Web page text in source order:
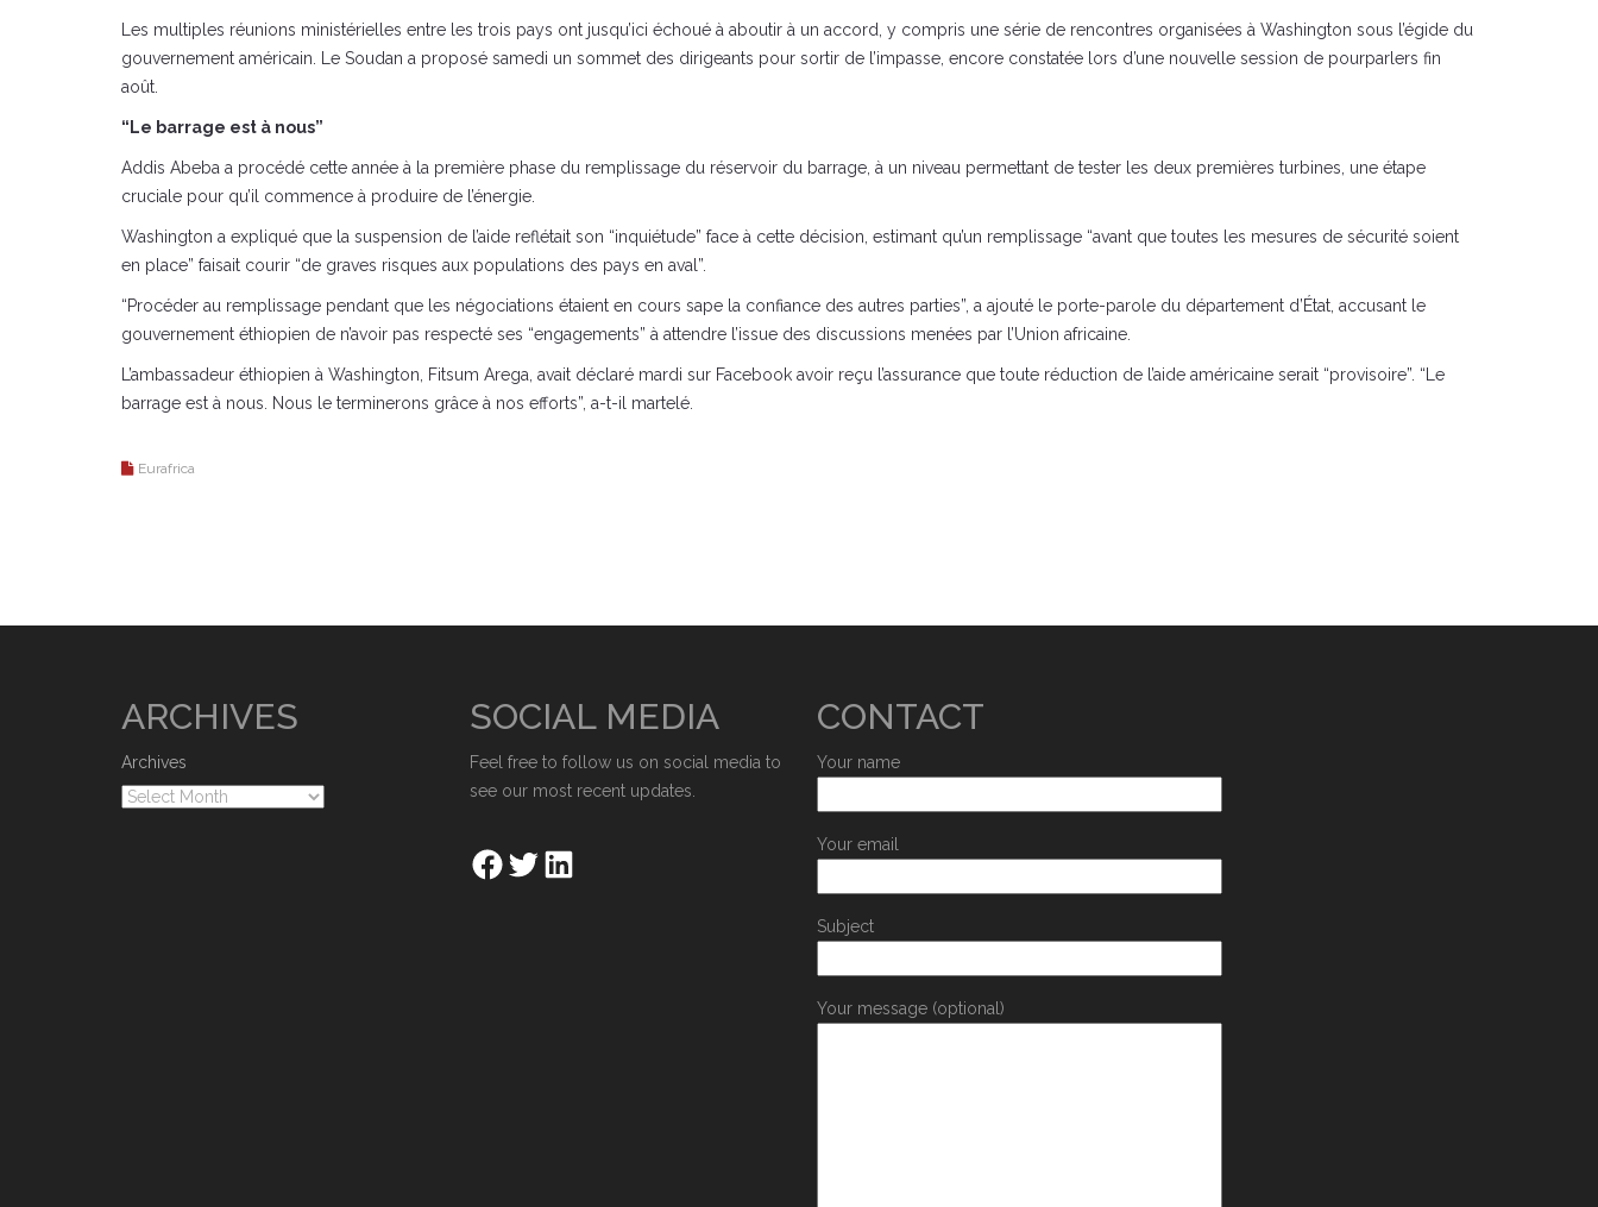
Les multiples réunions ministérielles entre les trois pays ont jusqu’ici échoué à aboutir à un accord, y compris une série de rencontres organisées à Washington sous l’égide du
gouvernement américain. Le Soudan a proposé samedi un sommet des dirigeants pour sortir de l’impasse, encore constatée lors d’une nouvelle session de pourparlers fin
août.
“Le barrage est à nous”
Addis Abeba a procédé cette année à la première phase du remplissage du réservoir du barrage, à un niveau permettant de tester les deux premières turbines, une étape
cruciale pour qu’il commence à produire de l’énergie.
Washington a expliqué que la suspension de l’aide reflétait son “inquiétude” face à cette décision, estimant qu’un remplissage “avant que toutes les mesures de sécurité soient
en place” faisait courir “de graves risques aux populations des pays en aval”.
“Procéder au remplissage pendant que les négociations étaient en cours sape la confiance des autres parties”, a ajouté le porte-parole du département d’État, accusant le
gouvernement éthiopien de n’avoir pas respecté ses “engagements” à attendre l’issue des discussions menées par l’Union africaine.
L’ambassadeur éthiopien à Washington, Fitsum Arega, avait déclaré mardi sur Facebook avoir reçu l’assurance que toute réduction de l’aide américaine serait “provisoire”. “Le
barrage est à nous. Nous le terminerons grâce à nos efforts”, a-t-il martelé.
Eurafrica
ARCHIVES
Archives
SOCIAL MEDIA
Feel free to follow us on social media to
see our most recent updates.
CONTACT
Your name
Your email
Subject
Your message (optional)